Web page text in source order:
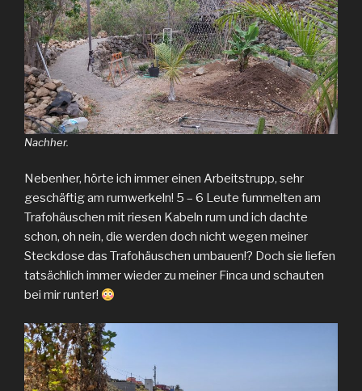
Nachher.
Nebenher, hörte ich immer einen Arbeitstrupp, sehr
geschäftig am rumwerkeln! 5 – 6 Leute fummelten am
Trafohäuschen mit riesen Kabeln rum und ich dachte
schon, oh nein, die werden doch nicht wegen meiner
Steckdose das Trafohäuschen umbauen!? Doch sie liefen
tatsächlich immer wieder zu meiner Finca und schauten
bei mir runter!